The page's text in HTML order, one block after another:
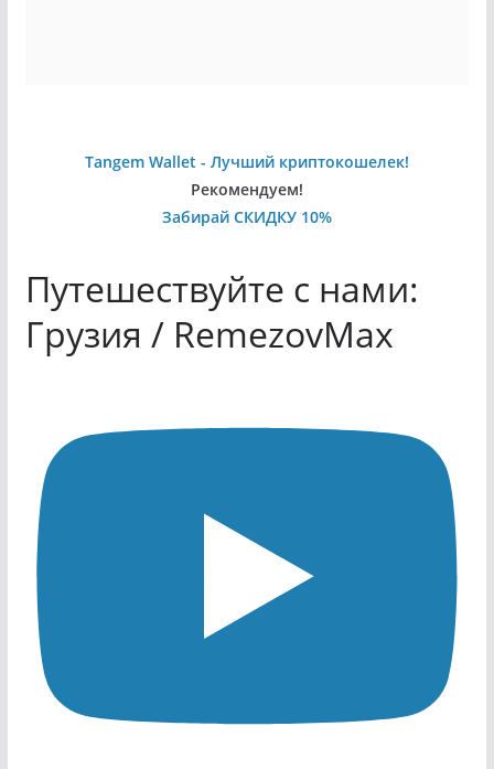
Tangem Wallet - Лучший криптокошелек!
Рекомендуем!
Забирай СКИДКУ 10%
Путешествуйте с нами:
Грузия / RemezovMax